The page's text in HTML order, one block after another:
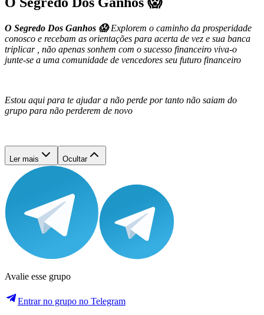
O Segredo Dos Ganhos 😱Explorem o caminho da prosperidade
conosco e recebam as orientações para acerta de vez e sua banca
triplicar , não apenas sonhem com o sucesso financeiro viva-o
junte-se a uma comunidade de vencedores seu futuro financeiro
Estou aqui para te ajudar a não perde por tanto não saiam do
grupo para não perderem de novo
Ler mais Ocultar
Avalie esse grupo
Entrar no grupo no Telegram